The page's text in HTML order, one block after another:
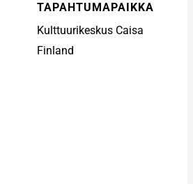
TAPAHTUMAPAIKKA
Kulttuurikeskus Caisa
Finland